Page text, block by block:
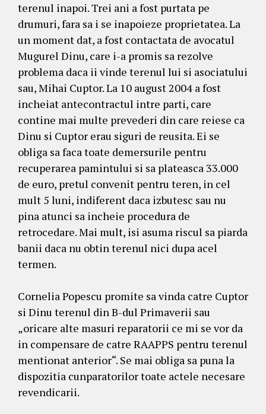
terenul inapoi. Trei ani a fost purtata pe
drumuri, fara sa i se inapoieze proprietatea. La
un moment dat, a fost contactata de avocatul
Mugurel Dinu, care i-a promis sa rezolve
problema daca ii vinde terenul lui si asociatului
sau, Mihai Cuptor. La 10 august 2004 a fost
incheiat antecontractul intre parti, care
contine mai multe prevederi din care reiese ca
Dinu si Cuptor erau siguri de reusita. Ei se
obliga sa faca toate demersurile pentru
recuperarea pamintului si sa plateasca 33.000
de euro, pretul convenit pentru teren, in cel
mult 5 luni, indiferent daca izbutesc sau nu
pina atunci sa incheie procedura de
retrocedare. Mai mult, isi asuma riscul sa piarda
banii daca nu obtin terenul nici dupa acel
termen.
Cornelia Popescu promite sa vinda catre Cuptor
si Dinu terenul din B-dul Primaverii sau
„oricare alte masuri reparatorii ce mi se vor da
in compensare de catre RAAPPS pentru terenul
mentionat anterior“. Se mai obliga sa puna la
dispozitia cunparatorilor toate actele necesare
revendicarii.